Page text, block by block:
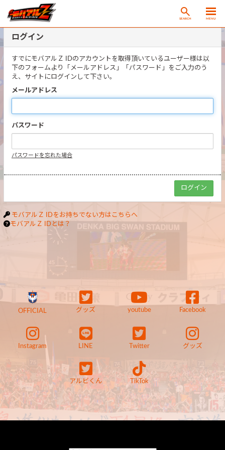
SEARCH MENU
ログイン
すでにモバアルＺ IDのアカウントを取得頂いているユーザー様は以
下のフォームより「メールアドレス」「パスワード」をご入力のう
え、サイトにログインして下さい。
メールアドレス
パスワード
パスワードを忘れた場合
モバアルＺ IDをお持ちでない方はこちらへ
モバアルＺ IDとは？
OFFICIAL グッズ youtube Facebook
Instagram LINE Twitter グッズ
アルビくん TikTok